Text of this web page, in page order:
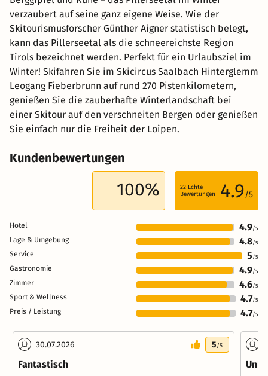
verzaubert auf seine ganz eigene Weise. Wie der
Skitourismusforscher Günther Aigner statistisch belegt,
kann das Pillerseetal als die schneereichste Region
Tirols bezeichnet werden. Perfekt für ein Urlaubsziel im
Winter! Skifahren Sie im Skicircus Saalbach Hinterglemm
Leogang Fieberbrunn auf rund 270 Pistenkilometern,
genießen Sie die zauberhafte Winterlandschaft bei
einer Skitour auf den verschneiten Bergen oder genießen
Sie einfach nur die Freiheit der Loipen.
Kundenbewertungen
100% 22 Echte
Bewertungen
4.9/5
Hotel 4.9/5
Lage & Umgebung 4.8/5
Service 5 /5
Gastronomie 4.9/5
Zimmer 4.6/5
Sport & Wellness 4.7/5
Preis / Leistung 4.7/5
30.07.2026 5/5
Fantastisch